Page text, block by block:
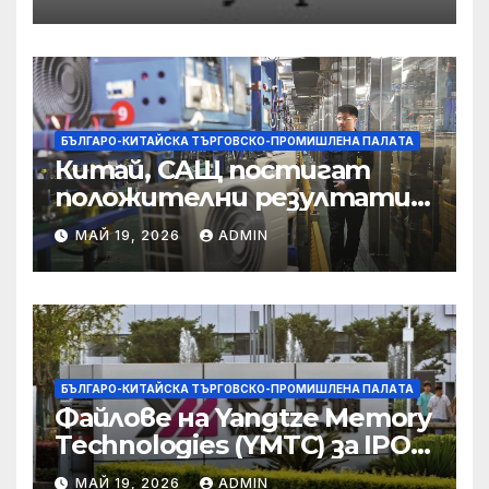
борбата с
корпоративната
престъпност
БЪЛГАРО-КИТАЙСКА ТЪРГОВСКО-ПРОМИШЛЕНА ПАЛAТА
Китай, САЩ постигат
положителни резултати в
икономическите и
търговски консултации:
министерство
МАЙ 19, 2026 ADMIN
БЪЛГАРО-КИТАЙСКА ТЪРГОВСКО-ПРОМИШЛЕНА ПАЛAТА
Файлове на Yangtze Memory
Technologies (YMTC) за IPO
на STAR Market
МАЙ 19, 2026 ADMIN